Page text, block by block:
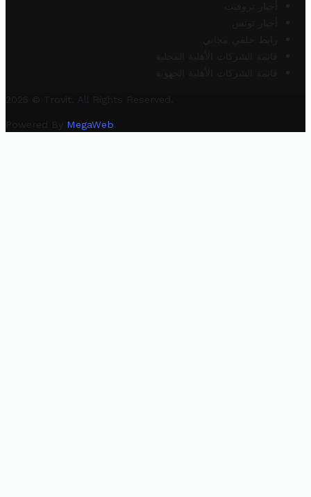
أخبار تروفيت
أخبار تونس
رابط خلفي مجاني
قائمة الشركات الأهلية المحلية
قائمة الشركات الأهلية الجهوية
2025 © Trovit. All Rights Reserved.
Powered By MegaWeb